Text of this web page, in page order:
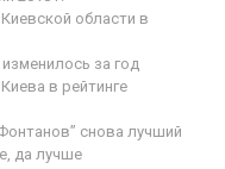
области в
за год
в рейтинге
снова лучший
да лучше